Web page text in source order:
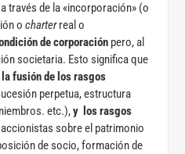
través de la «incorporación» (o
ocharterreal o
de corporación pero, al
societaria. Esto significa que
fusión de los rasgos
perpetua, estructura
etc.),y los rasgos
sobre el patrimonio
de socio, formación de